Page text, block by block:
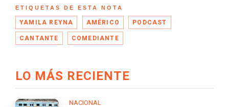
ETIQUETAS DE ESTA NOTA
YAMILA REYNA AMÉRICO PODCAST
CANTANTE COMEDIANTE
LO MÁS RECIENTE
NACIONAL